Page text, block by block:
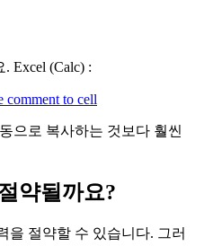
Excel (Calc) :
to cell
으로 복사하는 것보다 훨씬
약될까요?
을 절약할 수 있습니다. 그러